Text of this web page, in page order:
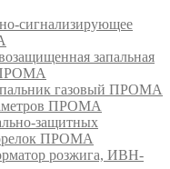
сигнализирующее
запальная
ПРОМА
газовый ПРОМА
ПРОМА
защитных
ПРОМА
розжига, ИВН-